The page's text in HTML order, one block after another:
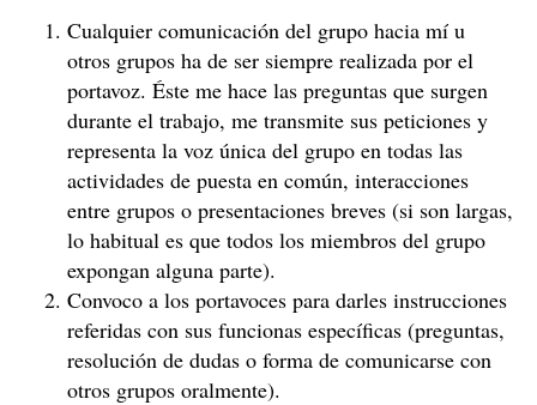
Cualquier comunicación del grupo hacia mí u
otros grupos ha de ser siempre realizada por el
portavoz. Éste me hace las preguntas que surgen
durante el trabajo, me transmite sus peticiones y
representa la voz única del grupo en todas las
actividades de puesta en común, interacciones
entre grupos o presentaciones breves (si son largas,
lo habitual es que todos los miembros del grupo
expongan alguna parte).
Convoco a los portavoces para darles instrucciones
referidas con sus funcionas específicas (preguntas,
resolución de dudas o forma de comunicarse con
otros grupos oralmente).